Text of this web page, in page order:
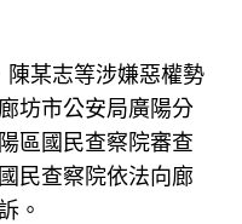
陳某志等涉嫌惡權勢
坊市公安局廣陽分
區國民查察院審查
民查察院依法向廊
。